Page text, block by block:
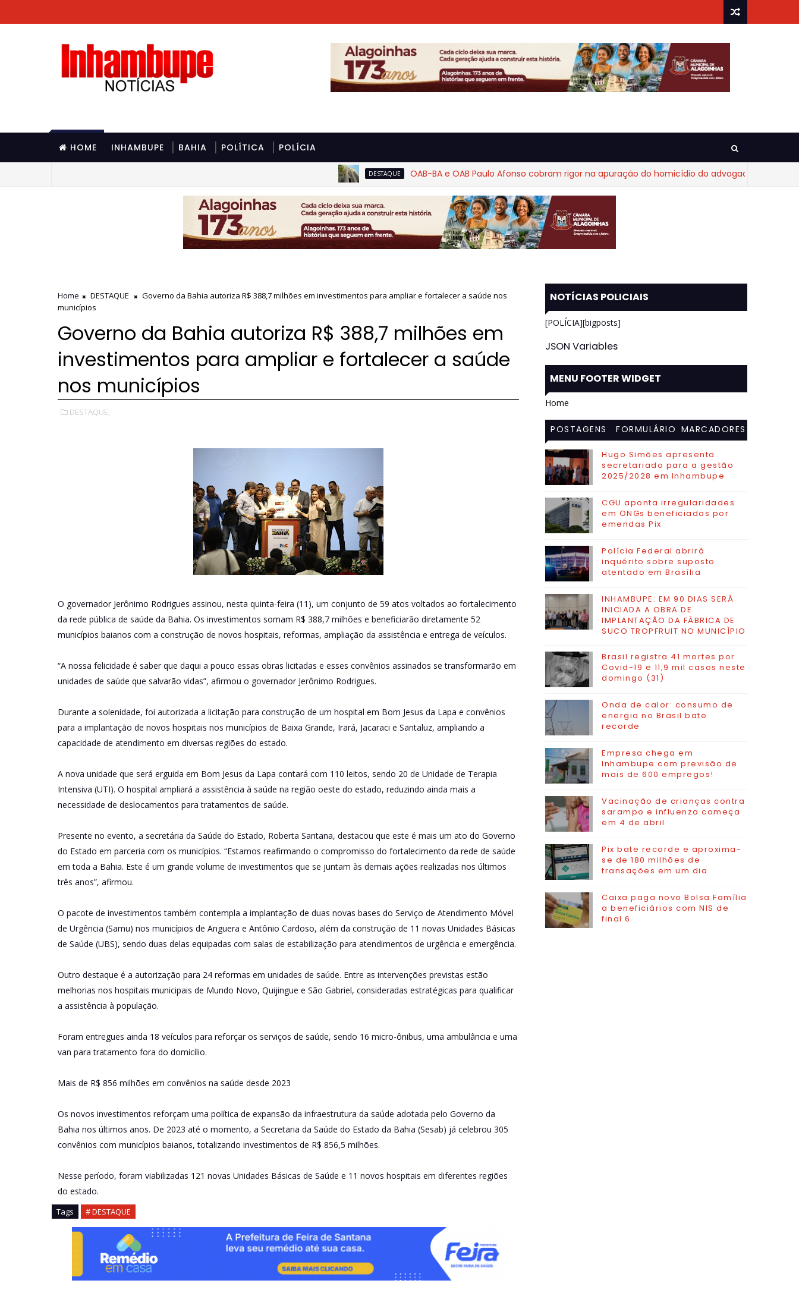
HOME INHAMBUPE BAHIA POLÍTICA POLÍCIA
DESTAQUE OAB-BA e OAB Paulo Afonso cobram rigor na apuração do homicídio do advogado Diego Fraga de
Home DESTAQUE
Governo da Bahia autoriza R$ 388,7 milhões em investimentos para ampliar e fortalecer a saúde nos
municípios
Governo da Bahia autoriza R$ 388,7 milhões em
investimentos para ampliar e fortalecer a saúde
nos municípios
DESTAQUE,
O governador Jerônimo Rodrigues assinou, nesta quinta-feira (11), um conjunto de 59 atos voltados ao fortalecimento
da rede pública de saúde da Bahia. Os investimentos somam R$ 388,7 milhões e beneficiarão diretamente 52
municípios baianos com a construção de novos hospitais, reformas, ampliação da assistência e entrega de veículos.
“A nossa felicidade é saber que daqui a pouco essas obras licitadas e esses convênios assinados se transformarão em
unidades de saúde que salvarão vidas”, afirmou o governador Jerônimo Rodrigues.
Durante a solenidade, foi autorizada a licitação para construção de um hospital em Bom Jesus da Lapa e convênios
para a implantação de novos hospitais nos municípios de Baixa Grande, Irará, Jacaraci e Santaluz, ampliando a
capacidade de atendimento em diversas regiões do estado.
A nova unidade que será erguida em Bom Jesus da Lapa contará com 110 leitos, sendo 20 de Unidade de Terapia
Intensiva (UTI). O hospital ampliará a assistência à saúde na região oeste do estado, reduzindo ainda mais a
necessidade de deslocamentos para tratamentos de saúde.
Presente no evento, a secretária da Saúde do Estado, Roberta Santana, destacou que este é mais um ato do Governo
do Estado em parceria com os municípios. “Estamos reafirmando o compromisso do fortalecimento da rede de saúde
em toda a Bahia. Este é um grande volume de investimentos que se juntam às demais ações realizadas nos últimos
três anos”, afirmou.
O pacote de investimentos também contempla a implantação de duas novas bases do Serviço de Atendimento Móvel
de Urgência (Samu) nos municípios de Anguera e Antônio Cardoso, além da construção de 11 novas Unidades Básicas
de Saúde (UBS), sendo duas delas equipadas com salas de estabilização para atendimentos de urgência e emergência.
Outro destaque é a autorização para 24 reformas em unidades de saúde. Entre as intervenções previstas estão
melhorias nos hospitais municipais de Mundo Novo, Quijingue e São Gabriel, consideradas estratégicas para qualificar
a assistência à população.
Foram entregues ainda 18 veículos para reforçar os serviços de saúde, sendo 16 micro-ônibus, uma ambulância e uma
van para tratamento fora do domicílio.
Mais de R$ 856 milhões em convênios na saúde desde 2023
Os novos investimentos reforçam uma política de expansão da infraestrutura da saúde adotada pelo Governo da
Bahia nos últimos anos. De 2023 até o momento, a Secretaria da Saúde do Estado da Bahia (Sesab) já celebrou 305
convênios com municípios baianos, totalizando investimentos de R$ 856,5 milhões.
Nesse período, foram viabilizadas 121 novas Unidades Básicas de Saúde e 11 novos hospitais em diferentes regiões
do estado.
Tags # DESTAQUE
NOTÍCIAS POLICIAIS
[POLÍCIA][bigposts]
JSON Variables
MENU FOOTER WIDGET
Home
POSTAGENS
MAIS
VISITADAS
FORMULÁRIO MARCADORES
Hugo Simões apresenta
secretariado para a gestão
2025/2028 em Inhambupe
CGU aponta irregularidades
em ONGs beneficiadas por
emendas Pix
Polícia Federal abrirá
inquérito sobre suposto
atentado em Brasília
INHAMBUPE: EM 90 DIAS SERÁ
INICIADA A OBRA DE
IMPLANTAÇÃO DA FÁBRICA DE
SUCO TROPFRUIT NO MUNICÍPIO
Brasil registra 41 mortes por
Covid-19 e 11,9 mil casos neste
domingo (31)
Onda de calor: consumo de
energia no Brasil bate
recorde
Empresa chega em
Inhambupe com previsão de
mais de 600 empregos!
Vacinação de crianças contra
sarampo e influenza começa
em 4 de abril
Pix bate recorde e aproxima-
se de 180 milhões de
transações em um dia
Caixa paga novo Bolsa Família
a beneficiários com NIS de
final 6